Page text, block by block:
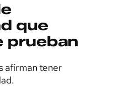
que
prueban
afirman tener